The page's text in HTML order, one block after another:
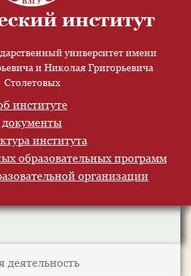
институт
университет имени
и Николая Григорьевича
Столетовых
институте
документы
института
образовательных программ
организации
деятельность